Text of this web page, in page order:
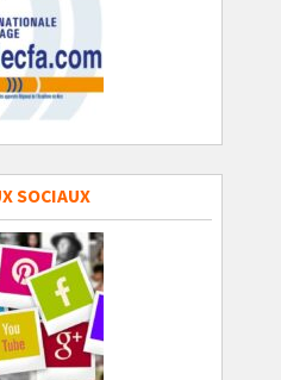
SOCIAUX